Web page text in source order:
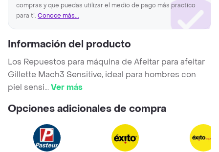
compras y que puedas utilizar el medio de pago más practico
para ti. Conoce más...
Información del producto
Los Repuestos para máquina de Afeitar para afeitar
Gillette Mach3 Sensitive, ideal para hombres con
piel sensi...Ver más
Opciones adicionales de compra